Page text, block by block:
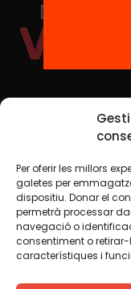
Per oferir les millors
galetes per
dispositiu. Donar el
permetrà processar
navegació o
consentiment o
característiques i
Social
TW YTB IG
Legal Notice